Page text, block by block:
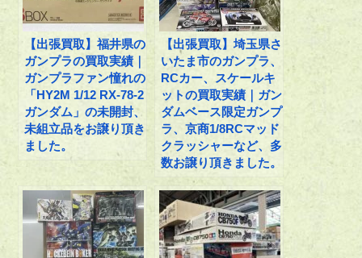
【出張買取】福井県の
ガンプラの買取実績｜
ガンプラファン憧れの
「HY2M 1/12 RX-78-2
ガンダム」の未開封、
未組立品をお譲り頂き
ました。
【出張買取】埼玉県さ
いたま市のガンプラ、
RCカー、スケールキ
ットの買取実績｜ガン
ダムベース限定ガンプ
ラ、京商1/8RCマッド
クラッシャーなど、多
数お譲り頂きました。